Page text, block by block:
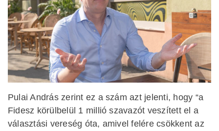
Pulai András zerint ez a szám azt jelenti, hogy “a
Fidesz körülbelül 1 millió szavazót veszített el a
választási vereség óta, amivel felére csökkent az